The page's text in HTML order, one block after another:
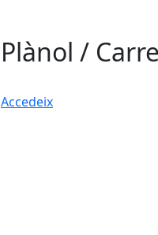
Plànol /
Accedeix